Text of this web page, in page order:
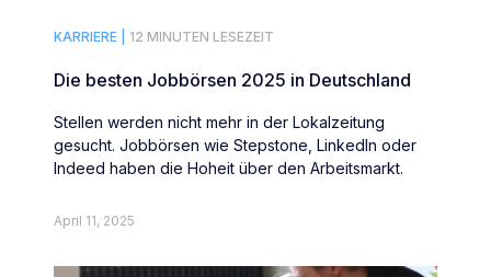
KARRIERE | 12 MINUTEN LESEZEIT
Die besten Jobbörsen 2025 in Deutschland
Stellen werden nicht mehr in der Lokalzeitung
gesucht. Jobbörsen wie Stepstone, LinkedIn oder
Indeed haben die Hoheit über den Arbeitsmarkt.
April 11, 2025